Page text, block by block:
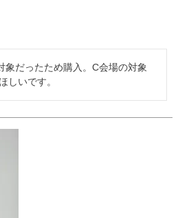
象だったため購入。C会場の対象
しいです。